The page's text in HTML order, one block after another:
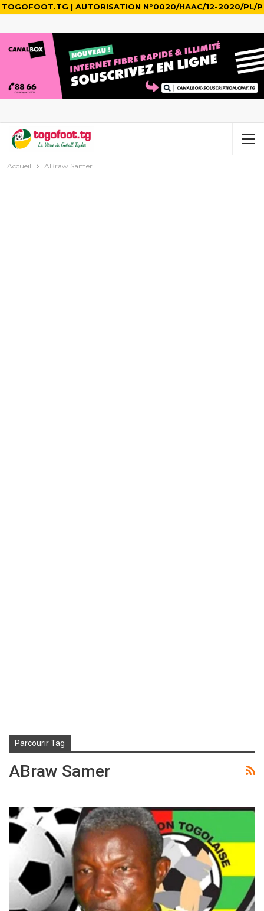
TOGOFOOT.TG | AUTORISATION N°0020/HAAC/12-2020/PL/P
Accueil ABraw Samer
Parcourir Tag
ABraw Samer